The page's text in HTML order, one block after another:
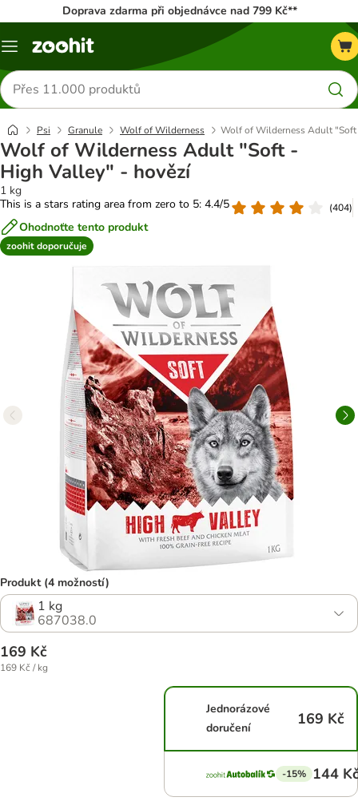
Doprava zdarma při objednávce nad 799 Kč**
Menu
Hledat
produkty
Psi Granule Wolf of Wilderness Wolf of Wilderness Adult
Wolf of Wilderness Adult "Soft -
High Valley" - hovězí
1 kg
This is a stars rating area from zero to 5: 4.4/5
(404)
Ohodnoťte tento produkt
zoohit doporučuje
Produkt (4 možností)
1 kg
687038.0
169 Kč
169 Kč / kg
Jednorázové
doručení
169 Kč
-15% 144